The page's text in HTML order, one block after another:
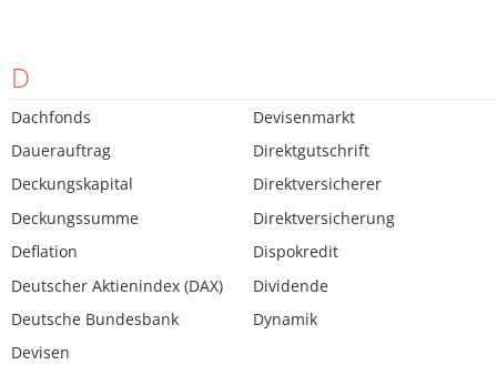
D
Dachfonds
Dauerauftrag
Deckungskapital
Deckungssumme
Deflation
Deutscher Aktienindex (DAX)
Deutsche Bundesbank
Devisen
Devisenmarkt
Direktgutschrift
Direktversicherer
Direktversicherung
Dispokredit
Dividende
Dynamik